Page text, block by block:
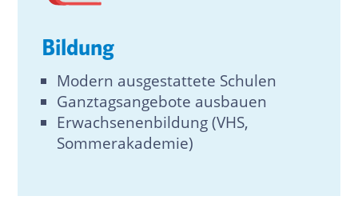
Bildung
Modern ausgestattete Schulen
Ganztagsangebote ausbauen
Erwachsenenbildung (VHS,
Sommerakademie)